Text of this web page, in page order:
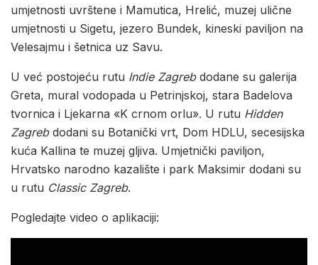
umjetnosti uvrštene i Mamutica, Hrelić, muzej ulične
umjetnosti u Sigetu, jezero Bundek, kineski paviljon na
Velesajmu i šetnica uz Savu.
U već postojeću rutu Indie Zagrebdodane su galerija
Greta, mural vodopada u Petrinjskoj, stara Badelova
tvornica i Ljekarna «K crnom orlu». U rutu Hidden
Zagrebdodani su Botanički vrt, Dom HDLU, secesijska
kuća Kallina te muzej gljiva. Umjetnički paviljon,
Hrvatsko narodno kazalište i park Maksimir dodani su
u rutu Classic Zagreb.
Pogledajte video o aplikaciji: